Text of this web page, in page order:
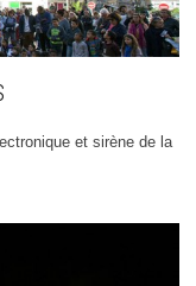
et sirène de la